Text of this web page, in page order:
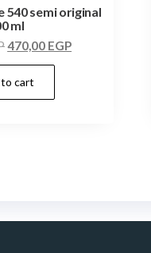
540 semi original
ml
470,00 EGP
cart